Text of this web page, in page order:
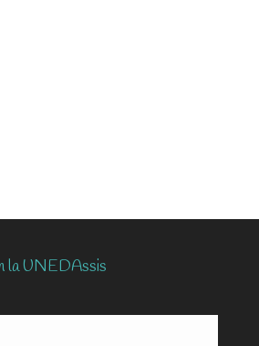
la UNEDAssis